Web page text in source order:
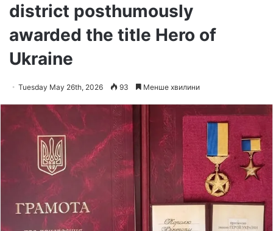
district posthumously
awarded the title Hero of
Ukraine
Tuesday May 26th, 2026 93 Менше хвилини